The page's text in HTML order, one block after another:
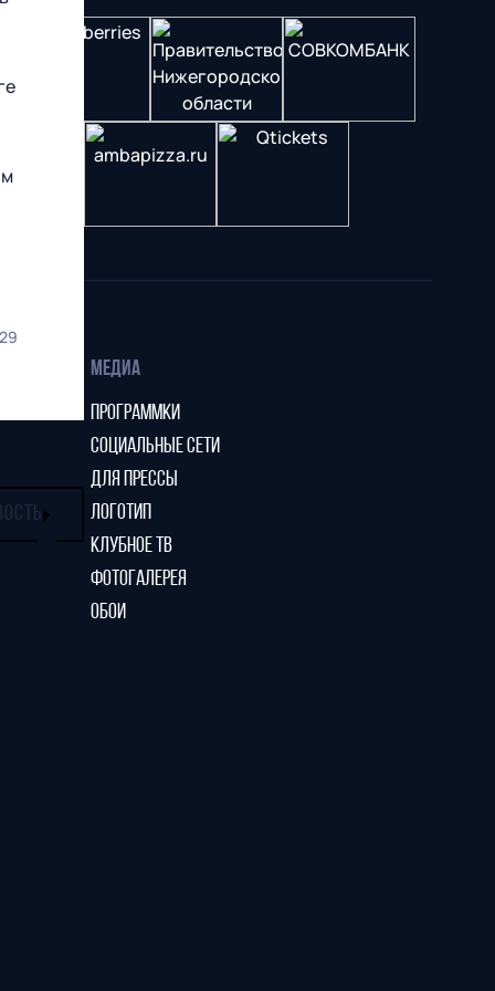
МЕДИА
ПРОГРАММКИ
СОЦИАЛЬНЫЕ СЕТИ
ДЛЯ ПРЕССЫ
ЛОГОТИП
КЛУБНОЕ ТВ
ФОТОГАЛЕРЕЯ
ОБОИ